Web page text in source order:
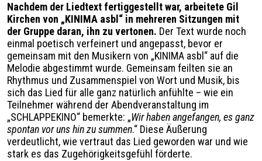
Nachdem der Liedtext fertiggestellt war, arbeitete Gil
Kirchen von „KINIMA asbl“ in mehreren Sitzungen mit
der Gruppe daran, ihn zu vertonen. Der Text wurde noch
einmal poetisch verfeinert und angepasst, bevor er
gemeinsam mit den Musikern von „KINIMA asbl“ auf die
Melodie abgestimmt wurde. Gemeinsam feilten sie an
Rhythmus und Zusammenspiel von Wort und Musik, bis
sich das Lied für alle ganz natürlich anfühlte – wie ein
Teilnehmer während der Abendveranstaltung im
„SCHLAPPEKINO“ bemerkte: „Wir haben angefangen, es ganz
spontan vor uns hin zu summen.“ Diese Äußerung
verdeutlicht, wie vertraut das Lied geworden war und wie
stark es das Zugehörigkeitsgefühl förderte.